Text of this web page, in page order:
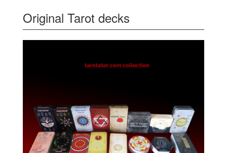
Original Tarot decks